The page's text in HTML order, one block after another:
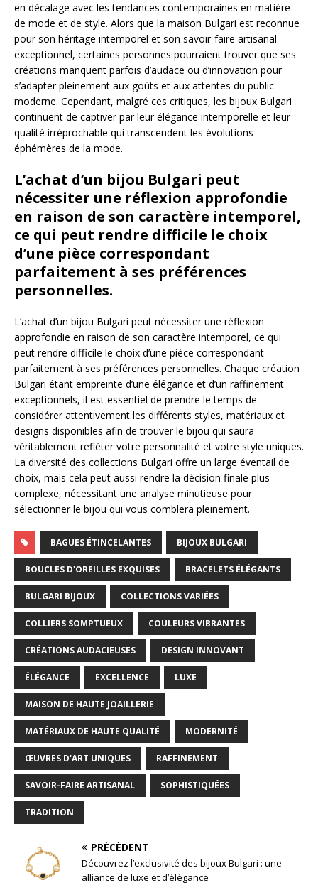
en décalage avec les tendances contemporaines en matière
de mode et de style. Alors que la maison Bulgari est reconnue
pour son héritage intemporel et son savoir-faire artisanal
exceptionnel, certaines personnes pourraient trouver que ses
créations manquent parfois d’audace ou d’innovation pour
s’adapter pleinement aux goûts et aux attentes du public
moderne. Cependant, malgré ces critiques, les bijoux Bulgari
continuent de captiver par leur élégance intemporelle et leur
qualité irréprochable qui transcendent les évolutions
éphémères de la mode.
L’achat d’un bijou Bulgari peut
nécessiter une réflexion approfondie
en raison de son caractère intemporel,
ce qui peut rendre difficile le choix
d’une pièce correspondant
parfaitement à ses préférences
personnelles.
L’achat d’un bijou Bulgari peut nécessiter une réflexion
approfondie en raison de son caractère intemporel, ce qui
peut rendre difficile le choix d’une pièce correspondant
parfaitement à ses préférences personnelles. Chaque création
Bulgari étant empreinte d’une élégance et d’un raffinement
exceptionnels, il est essentiel de prendre le temps de
considérer attentivement les différents styles, matériaux et
designs disponibles afin de trouver le bijou qui saura
véritablement refléter votre personnalité et votre style uniques.
La diversité des collections Bulgari offre un large éventail de
choix, mais cela peut aussi rendre la décision finale plus
complexe, nécessitant une analyse minutieuse pour
sélectionner le bijou qui vous comblera pleinement.
BAGUES ÉTINCELANTES BIJOUX BULGARI
BOUCLES D'OREILLES EXQUISES BRACELETS ÉLÉGANTS
BULGARI BIJOUX COLLECTIONS VARIÉES
COLLIERS SOMPTUEUX COULEURS VIBRANTES
CRÉATIONS AUDACIEUSES DESIGN INNOVANT
ÉLÉGANCE EXCELLENCE LUXE
MAISON DE HAUTE JOAILLERIE
MATÉRIAUX DE HAUTE QUALITÉ MODERNITÉ
ŒUVRES D'ART UNIQUES RAFFINEMENT
SAVOIR-FAIRE ARTISANAL SOPHISTIQUÉES
TRADITION
PRÉCÉDENT
Découvrez l’exclusivité des bijoux Bulgari : une
alliance de luxe et d’élégance